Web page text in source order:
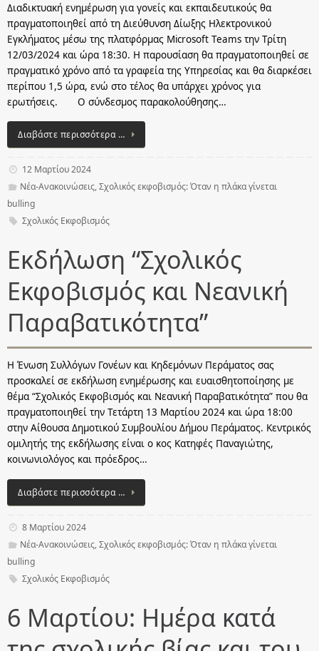
Διαδικτυακή ενημέρωση για γονείς και εκπαιδευτικούς θα
πραγματοποιηθεί από τη Διεύθυνση Δίωξης Ηλεκτρονικού
Εγκλήματος μέσω της πλατφόρμας Microsoft Teams την Τρίτη
12/03/2024 και ώρα 18:30. Η παρουσίαση θα πραγματοποιηθεί σε
πραγματικό χρόνο από τα γραφεία της Υπηρεσίας και θα διαρκέσει
περίπου 1,5 ώρα, ενώ στο τέλος θα υπάρχει χρόνος για
ερωτήσεις. Ο σύνδεσμος παρακολούθησης…
Διαβάστε περισσότερα …
12 Μαρτίου 2024
Νέα-Ανακοινώσεις,Σχολικός εκφοβισμός: Όταν η πλάκα γίνεται
bulling
Σχολικός Εκφοβισμός
Εκδήλωση “Σχολικός
Εκφοβισμός και Νεανική
Παραβατικότητα”
Η Ένωση Συλλόγων Γονέων και Κηδεμόνων Περάματος σας
προσκαλεί σε εκδήλωση ενημέρωσης και ευαισθητοποίησης με
θέμα “Σχολικός Εκφοβισμός και Νεανική Παραβατικότητα” που θα
πραγματοποιηθεί την Τετάρτη 13 Μαρτίου 2024 και ώρα 18:00
στην Αίθουσα Δημοτικού Συμβουλίου Δήμου Περάματος. Κεντρικός
ομιλητής της εκδήλωσης είναι ο κος Κατηφές Παναγιώτης,
κοινωνιολόγος και πρόεδρος…
Διαβάστε περισσότερα …
8 Μαρτίου 2024
Νέα-Ανακοινώσεις,Σχολικός εκφοβισμός: Όταν η πλάκα γίνεται
bulling
Σχολικός Εκφοβισμός
6 Μαρτίου: Ημέρα κατά